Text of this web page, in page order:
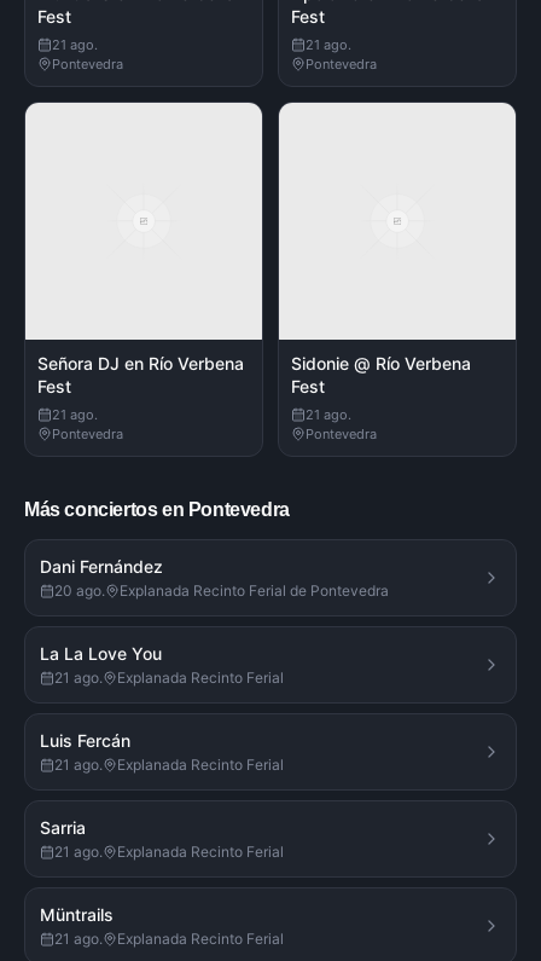
Fest
21 ago.
Pontevedra
Fest
21 ago.
Pontevedra
Señora DJ en Río Verbena
Fest
21 ago.
Pontevedra
Sidonie @ Río Verbena
Fest
21 ago.
Pontevedra
Más conciertos en Pontevedra
Dani Fernández
20 ago. Explanada Recinto Ferial de Pontevedra
La La Love You
21 ago. Explanada Recinto Ferial
Luis Fercán
21 ago. Explanada Recinto Ferial
Sarria
21 ago. Explanada Recinto Ferial
Müntrails
21 ago. Explanada Recinto Ferial